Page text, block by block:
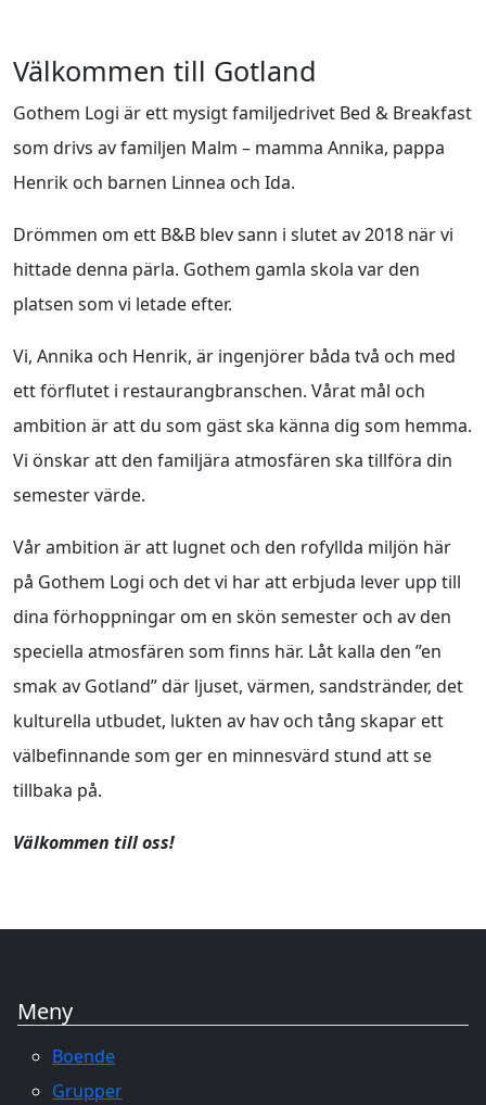
Välkommen till Gotland
Gothem Logi är ett mysigt familjedrivet Bed & Breakfast
som drivs av familjen Malm – mamma Annika, pappa
Henrik och barnen Linnea och Ida.
Drömmen om ett B&B blev sann i slutet av 2018 när vi
hittade denna pärla. Gothem gamla skola var den
platsen som vi letade efter.
Vi, Annika och Henrik, är ingenjörer båda två och med
ett förflutet i restaurangbranschen. Vårat mål och
ambition är att du som gäst ska känna dig som hemma.
Vi önskar att den familjära atmosfären ska tillföra din
semester värde.
Vår ambition är att lugnet och den rofyllda miljön här
på Gothem Logi och det vi har att erbjuda lever upp till
dina förhoppningar om en skön semester och av den
speciella atmosfären som finns här. Låt kalla den ”en
smak av Gotland” där ljuset, värmen, sandstränder, det
kulturella utbudet, lukten av hav och tång skapar ett
välbefinnande som ger en minnesvärd stund att se
tillbaka på.
Välkommen till oss!
Meny
Boende
Grupper